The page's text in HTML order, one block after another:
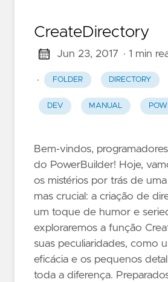
CreateDirectory
Jun 23, 2017 · 1 min
· FOLDER DIRECTORY
DEV MANUAL
Bem-vindos,
do PowerBuilder! Hoje,
os mistérios por trás de
mas crucial: a criação de
um toque de humor e
exploraremos a função
suas peculiaridades, como
eficácia e os pequenos
toda a diferença.